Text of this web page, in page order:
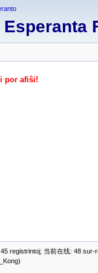
Esperanta
por afiŝi!
registrintoj; 当前在线: 48